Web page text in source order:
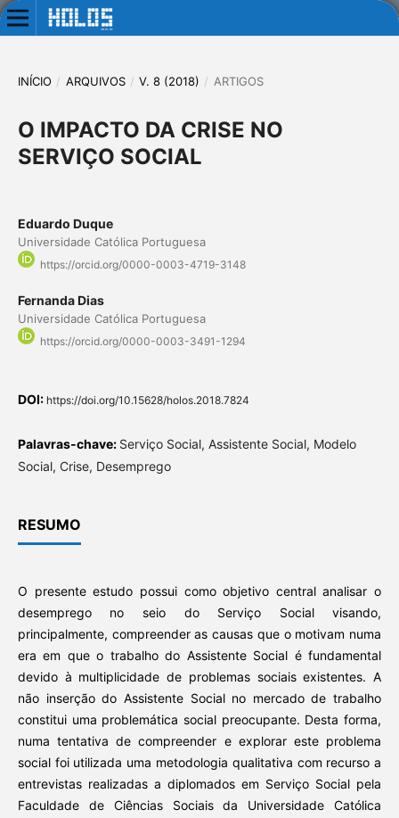
INÍCIO / ARQUIVOS / V. 8 (2018) / ARTIGOS
O IMPACTO DA CRISE NO
SERVIÇO SOCIAL
Eduardo Duque
Universidade Católica Portuguesa
https://orcid.org/0000-0003-4719-3148
Fernanda Dias
Universidade Católica Portuguesa
https://orcid.org/0000-0003-3491-1294
DOI: https://doi.org/10.15628/holos.2018.7824
Palavras-chave: Serviço Social, Assistente Social, Modelo
Social, Crise, Desemprego
RESUMO
O presente estudo possui como objetivo central analisar o
desemprego no seio do Serviço Social visando,
principalmente, compreender as causas que o motivam numa
era em que o trabalho do Assistente Social é fundamental
devido à multiplicidade de problemas sociais existentes. A
não inserção do Assistente Social no mercado de trabalho
constitui uma problemática social preocupante. Desta forma,
numa tentativa de compreender e explorar este problema
social foi utilizada uma metodologia qualitativa com recurso a
entrevistas realizadas a diplomados em Serviço Social pela
Faculdade de Ciências Sociais da Universidade Católica